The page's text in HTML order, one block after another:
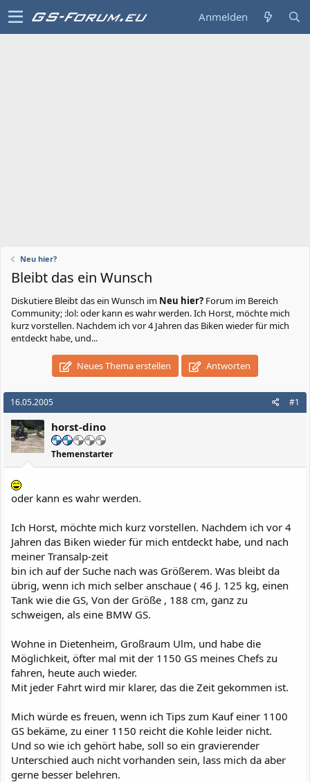
Anmelden
Neu hier?
Bleibt das ein Wunsch
Diskutiere Bleibt das ein Wunsch im Neu hier? Forum im Bereich
Community; :lol: oder kann es wahr werden. Ich Horst, möchte mich
kurz vorstellen. Nachdem ich vor 4 Jahren das Biken wieder für mich
entdeckt habe, und...
Neues Thema erstellen Antworten
16.05.2005 #1
horst-dino
Themenstarter
oder kann es wahr werden.
Ich Horst, möchte mich kurz vorstellen. Nachdem ich vor 4
Jahren das Biken wieder für mich entdeckt habe, und nach
meiner Transalp-zeit
bin ich auf der Suche nach was Größerem. Was bleibt da
übrig, wenn ich mich selber anschaue ( 46 J. 125 kg, einen
Tank wie die GS, Von der Größe , 188 cm, ganz zu
schweigen, als eine BMW GS.
Wohne in Dietenheim, Großraum Ulm, und habe die
Möglichkeit, öfter mal mit der 1150 GS meines Chefs zu
fahren, heute auch wieder.
Mit jeder Fahrt wird mir klarer, das die Zeit gekommen ist.
Mich würde es freuen, wenn ich Tips zum Kauf einer 1100
GS bekäme, zu einer 1150 reicht die Kohle leider nicht.
Und so wie ich gehört habe, soll so ein gravierender
Unterschied auch nicht vorhanden sein, lass mich da aber
gerne besser belehren.